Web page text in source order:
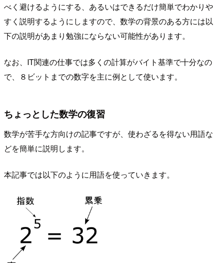
べく避けるようにする、あるいはできるだけ簡単でわかりや
すく説明するようにしますので、数学の背景のある方には以
下の説明があまり勉強にならない可能性があります。
なお、IT関連の仕事では多くの計算がバイト基準で十分なの
で、８ビットまでの数字を主に例として使います。
ちょっとした数学の復習
数学が苦手な方向けの記事ですが、使わざるを得ない用語な
どを簡単に説明します。
本記事では以下のように用語を使っていきます。